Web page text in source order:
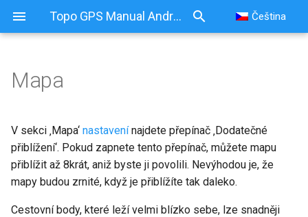
Topo GPS Manual Android Čeština
Mapa
V sekci ‚Mapa‘ nastavenínajdete přepínač ‚Dodatečné
přiblížení‘. Pokud zapnete tento přepínač, můžete mapu
přiblížit až 8krát, aniž byste ji povolili. Nevýhodou je, že
mapy budou zrnité, když je přiblížíte tak daleko.
Cestovní body, které leží velmi blízko sebe, lze snadněji